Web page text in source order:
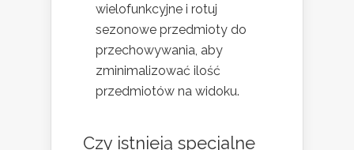
wielofunkcyjne i rotuj
sezonowe przedmioty do
przechowywania, aby
zminimalizować ilość
przedmiotów na widoku.
Czy istnieją specjalne